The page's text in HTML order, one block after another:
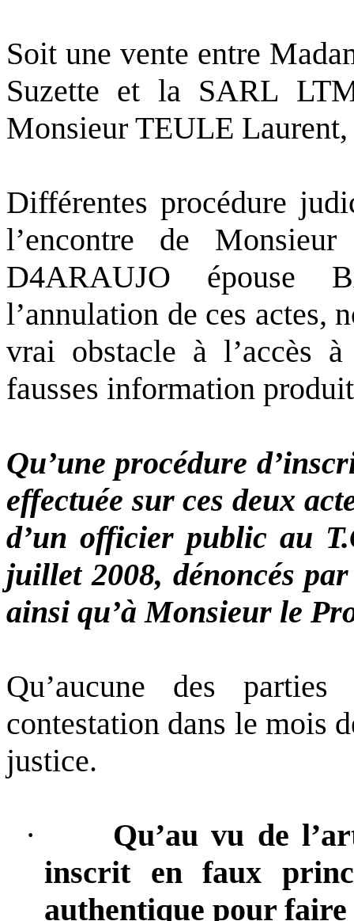
Soit une vente entre
Suzette et la SARL
Monsieur TEULE
Différentes procédure
l’encontre de
D4ARAUJO épouse
l’annulation de ces actes,
vrai obstacle à l’accès
fausses information
Qu’une procédure
effectuée sur ces deux
d’un officier public au
juillet 2008, dénoncés
ainsi qu’à Monsieur le
Qu’aucune des
contestation dans le mois
justice.
·
Qu’au vu de
inscrit en faux
authentique pour